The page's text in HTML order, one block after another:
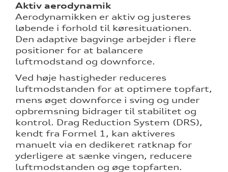
Aktiv aerodynamik
Aerodynamikken er aktiv og justeres
løbende i forhold til køresituationen.
Den adaptive bagvinge arbejder i flere
positioner for at balancere
luftmodstand og downforce.
Ved høje hastigheder reduceres
luftmodstanden for at optimere topfart,
mens øget downforce i sving og under
opbremsning bidrager til stabilitet og
kontrol. Drag Reduction System (DRS),
kendt fra Formel 1, kan aktiveres
manuelt via en dedikeret ratknap for
yderligere at sænke vingen, reducere
luftmodstanden og øge topfarten.